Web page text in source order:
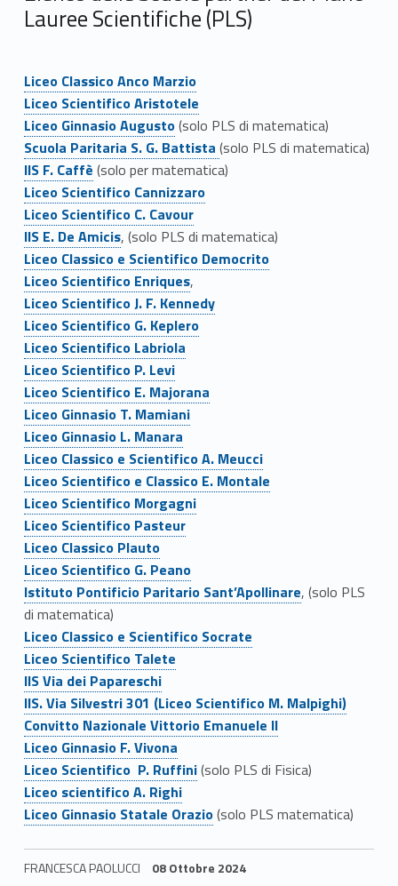
c
u
o
l
e
P
a
r
t
n
e
r
P
i
a
n
o
L
a
u
r
e
e
S
Lauree Scientifiche (PLS)
Link identifier #identifier__90203-1Liceo Classico Anco Marzio
Link identifier #identifier__160320-2
Liceo Scientifico Aristotele
Link identifier #identifier__70901-3
Liceo Ginnasio Augusto(solo PLS di matematica)
Link identifier #identifier__101829-4
Scuola Paritaria S. G. Battista (solo PLS di matematica)
Link identifier #identifier__112632-5
IIS F. Caffè (solo per matematica)
Link identifier #identifier__29426-6
Liceo Scientifico Cannizzaro
Link identifier #identifier__17134-7
Liceo Scientifico C. Cavour
Link identifier #identifier__17474-8
IIS E. De Amicis, (solo PLS di matematica)
Link identifier #identifier__17983-9
Liceo Classico e Scientifico Democrito
Link identifier #identifier__152685-10
Liceo Scientifico Enriques,
Link identifier #identifier__37940-11
Liceo Scientifico J. F. Kennedy
Link identifier #identifier__17482-12
Liceo Scientifico G. Keplero
Link identifier #identifier__197786-13
Liceo Scientifico Labriola
Link identifier #identifier__48973-14
Liceo Scientifico P. Levi
Link identifier #identifier__29546-15
Liceo Scientifico E. Majorana
Link identifier #identifier__184115-16
Liceo Ginnasio T. Mamiani
Link identifier #identifier__49301-17
Liceo Ginnasio L. Manara
Link identifier #identifier__1208-18
Liceo Classico e Scientifico A. Meucci
Link identifier #identifier__38773-19
Liceo Scientifico e Classico E. Montale
Link identifier #identifier__84615-20
Liceo Scientifico Morgagni
Link identifier #identifier__103738-21
Liceo Scientifico Pasteur
Link identifier #identifier__77072-22
Liceo Classico Plauto
Link identifier #identifier__191575-23
Liceo Scientifico G. Peano
Link identifier #identifier__104974-24
Istituto Pontificio Paritario Sant’Apollinare, (solo PLS
di matematica)
Link identifier #identifier__24991-25
Liceo Classico e Scientifico Socrate
Link identifier #identifier__106648-26
Liceo Scientifico Talete
Link identifier #identifier__183447-27
IIS Via dei Papareschi
Link identifier #identifier__75344-28
IIS. Via Silvestri 301 (Liceo Scientifico M. Malpighi)
Link identifier #identifier__153815-29
Convitto Nazionale Vittorio Emanuele II
Link identifier #identifier__10583-30
Liceo Ginnasio F. Vivona
Link identifier #identifier__88653-31
Liceo Scientifico P. Ruffini(solo PLS di Fisica)
Link identifier #identifier__143922-32
Liceo scientifico A. Righi
Link identifier #identifier__193160-33
Liceo Ginnasio Statale Orazio(solo PLS matematica)
FRANCESCA PAOLUCCI 08 Ottobre 2024